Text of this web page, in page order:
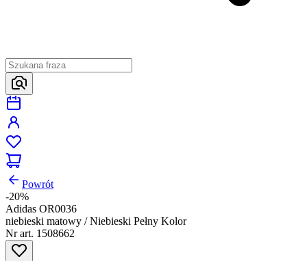
Powrót
-20%
Adidas OR0036
niebieski matowy / Niebieski Pełny Kolor
Nr art. 1508662